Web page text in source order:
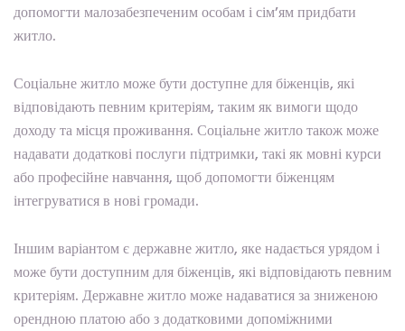
допомогти малозабезпеченим особам і сім’ям придбати
житло.
Соціальне житло може бути доступне для біженців, які
відповідають певним критеріям, таким як вимоги щодо
доходу та місця проживання. Соціальне житло також може
надавати додаткові послуги підтримки, такі як мовні курси
або професійне навчання, щоб допомогти біженцям
інтегруватися в нові громади.
Іншим варіантом є державне житло, яке надається урядом і
може бути доступним для біженців, які відповідають певним
критеріям. Державне житло може надаватися за зниженою
орендною платою або з додатковими допоміжними